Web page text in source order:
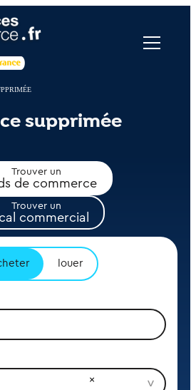
supprimée
Trouver un
de commerce
Trouver un
commercial
louer
cookies